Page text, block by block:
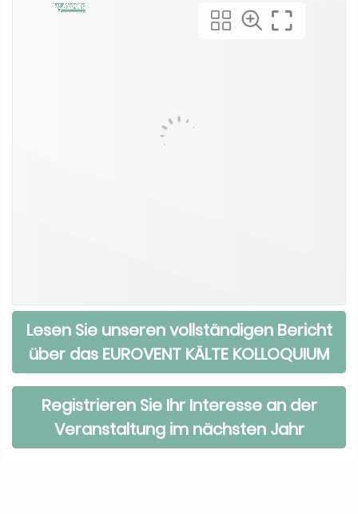
Lesen Sie unseren vollständigen Bericht
über das EUROVENT KÄLTE KOLLOQUIUM
Registrieren Sie Ihr Interesse an der
Veranstaltung im nächsten Jahr